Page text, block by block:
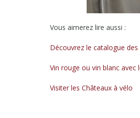
Vous aimerez lire aussi :
Découvrez le catalogue
Vin rouge ou vin blanc avec
Visiter les Châteaux à vélo